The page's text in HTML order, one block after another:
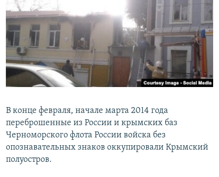
В конце февраля, начале марта 2014 года
переброшенные из России и крымских баз
Черноморского флота России войска без
опознавательных знаков оккупировали Крымский
полуостров.